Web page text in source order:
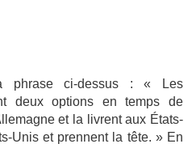
phrase ci-dessus : « Les
deux options en temps de
et la livrent aux États-
Unis et prennent la tête. » En